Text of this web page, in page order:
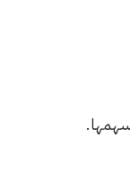
سهمها.